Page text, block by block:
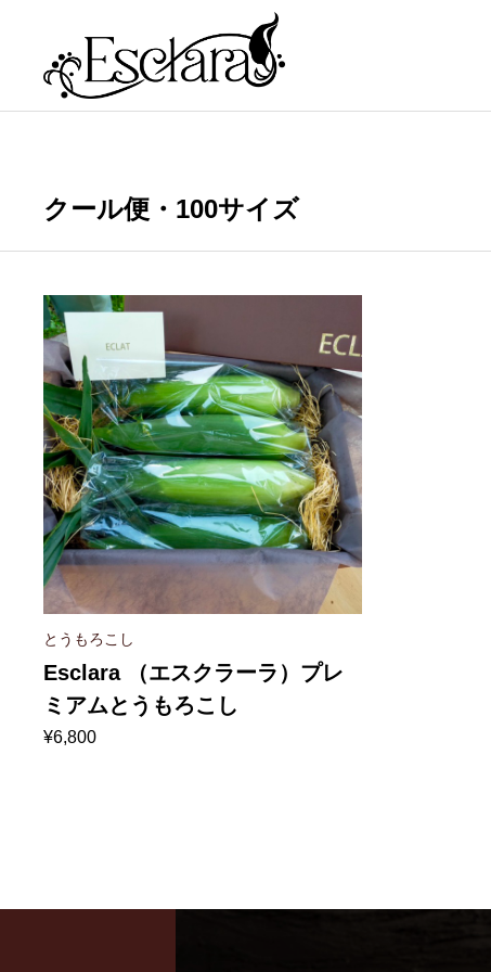
クール便・100サイズ
とうもろこし
Esclara （エスクラーラ）プレ
ミアムとうもろこし
¥6,800